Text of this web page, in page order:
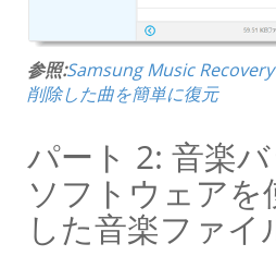
参照:Samsung Music
削除した曲を簡単に復元
パート 2: 音楽
ソフトウェアを
した音楽ファイ